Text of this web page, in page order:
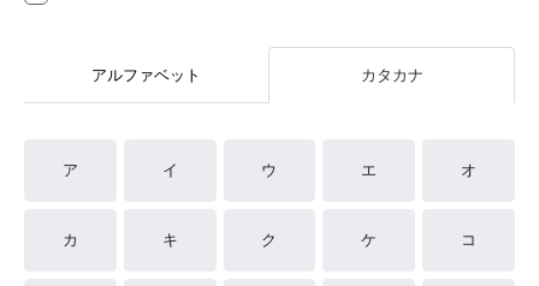
アルファベット カタカナ
ア イ ウ エ オ
カ キ ク ケ コ